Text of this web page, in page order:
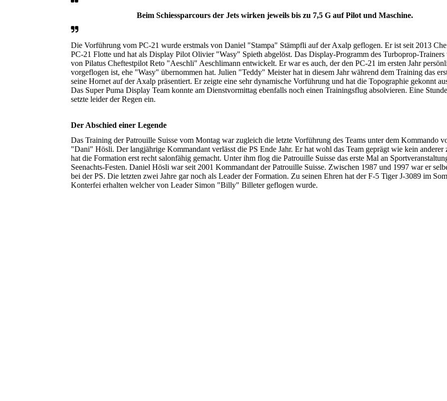
Beim Schiessparcours der Jets wirken jeweils bis zu 7,5 G auf Pilot und Maschine.
Die Vorführung vom PC-21 wurde erstmals von Daniel "Stampa" Stämpfli auf der Axalp geflogen. Er ist seit 2013
PC-21 Flotte und hat als Display Pilot Olivier "Wasy" Spieth abgelöst. Das Display-Programm des Turboprop-Trainers
von Pilatus Cheftestpilot Reto "Aeschli" Aeschlimann entwickelt. Er war es auch, der den PC-21 im ersten Jahr
vorgeflogen ist, ehe "Wasy" übernommen hat. Julien "Teddy" Meister hat in diesem Jahr während dem Training das
seine Hornet auf der Axalp präsentiert. Er zeigte eine sehr dynamische Vorführung und hat die Topographie gekonnt
Das Super Puma Display Team konnte am Dienstvormittag ebenfalls noch einen Trainingsflug absolvieren. Eine
setzte leider der Regen ein.
Der Abschied einer Legende
Das Training der Patrouille Suisse vom Montag war zugleich die letzte Vorführung des Teams unter dem Kommando
"Dani" Hösli. Der langjährige Kommandant verlässt die PS Ende Jahr. Er hat wohl das Team geprägt wie kein anderer
hat die Formation erst recht salonfähig gemacht. Unter ihm flog die Patrouille Suisse das erste Mal an
Seenachts-Festen. Daniel Hösli war seit 2001 Kommandant der Patrouille Suisse. Zwischen 1987 und 1997 war er
bei der PS. Die letzten zwei Jahre gar noch als Leader der Formation. Zu seinen Ehren hat der F-5 Tiger J-3089 im
Konterfei erhalten welcher von Leader Simon "Billy" Billeter geflogen wurde.